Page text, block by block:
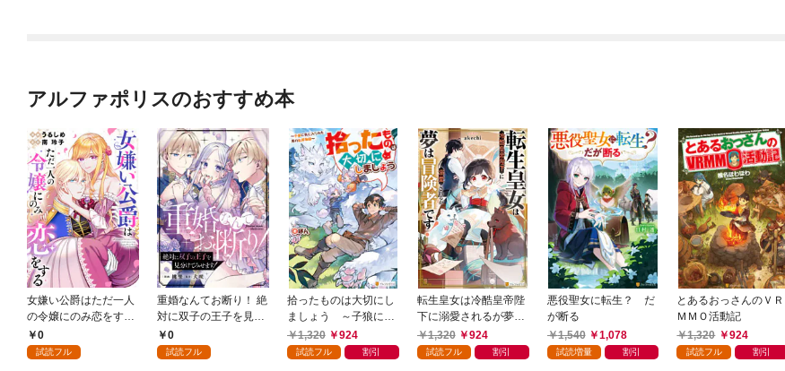
アルファポリスのおすすめ本
女嫌い公爵はただ一人
の令嬢にのみ恋をする
（分冊版）第１話
0
試読フル
重婚なんてお断り！ 絶
対に双子の王子を見分
けてみせます！（分冊
版） 第１話
0
試読フル
拾ったものは大切にし
ましょう ～子狼に気
に入られた男の転移物
語～
1,320 924
試読フル 割引
転生皇女は冷酷皇帝陛
下に溺愛されるが夢は
冒険者です！
1,320 924
試読フル 割引
悪役聖女に転生？ だ
が断る
1,540
1,078
試読増量 割引
とあるおっさんのＶＲ
ＭＭＯ活動記
1,320
924
試読フル 割引